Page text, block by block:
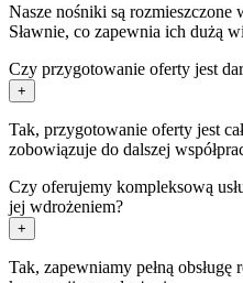
Nasze nośniki są
Sławnie, co zapewnia ich dużą
Czy przygotowanie oferty jest
+
Tak, przygotowanie oferty jest
zobowiązuje do dalszej
Czy oferujemy kompleksową
jej wdrożeniem?
+
Tak, zapewniamy pełną